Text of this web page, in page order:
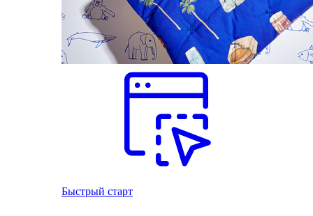
Быстрый старт